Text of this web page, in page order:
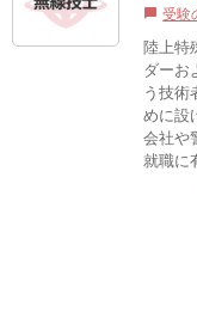
chat_bubble 受験
陸上特
ダーお
う技術
めに設
会社や
就職に